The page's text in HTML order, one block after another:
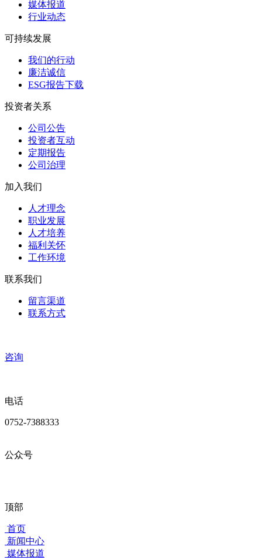
媒体报道
行业动态
可持续发展
我们的行动
廉洁诚信
ESG报告下载
投资者关系
公司公告
投资者互动
定期报告
公司治理
加入我们
人才理念
职业发展
人才培养
福利关怀
工作环境
联系我们
留言渠道
联系方式
咨询
电话
0752-7388333
公众号
顶部
首页
新闻中心
媒体报道